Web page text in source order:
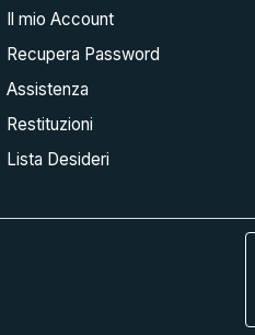
Il mio Account
Recupera Password
Assistenza
Restituzioni
Lista Desideri